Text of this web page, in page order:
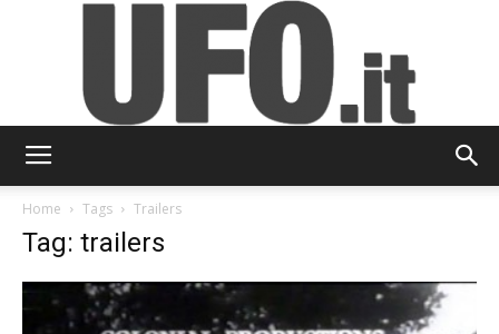
Home Tags Trailers
Tag: trailers